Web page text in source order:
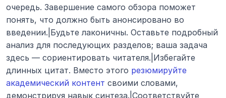
очередь. Завершение самого обзора поможет
понять, что должно быть анонсировано во
введении.|Будьте лаконичны. Оставьте подробный
анализ для последующих разделов; ваша задача
здесь — сориентировать читателя.|Избегайте
длинных цитат. Вместо этого резюмируйте
академический контент своими словами,
демонстрируя навык синтеза.|Соответствуйте